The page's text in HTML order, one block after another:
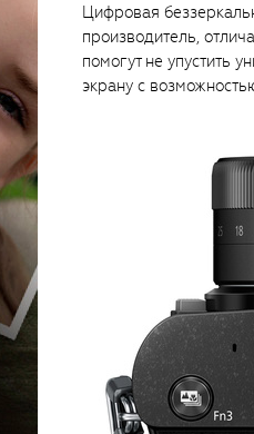
Цифровая
производитель,
помогут не упустить
экрану с